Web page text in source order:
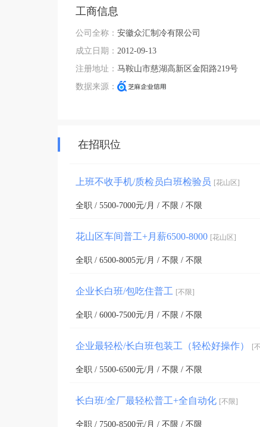
工商信息
公司全称： 安徽众汇制冷有限公司
成立日期： 2012-09-13
注册地址： 马鞍山市慈湖高新区金阳路219号
数据来源：
在招职位
上班不收手机/质检员白班检验员 [花山区]
全职 / 5500-7000元/月 / 不限 / 不限
花山区车间普工+月薪6500-8000 [花山区]
全职 / 6500-8005元/月 / 不限 / 不限
企业长白班/包吃住普工 [不限]
全职 / 6000-7500元/月 / 不限 / 不限
企业最轻松/长白班包装工（轻松好操作） [
全职 / 5500-6500元/月 / 不限 / 不限
长白班/全厂最轻松普工+全自动化 [不限]
全职 / 7500-8500元/月 / 不限 / 不限